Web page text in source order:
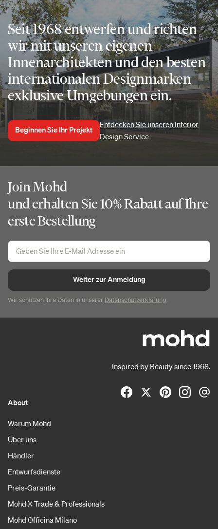
Seit 1968 entwerfen und richten
wir mit unseren eigenen
Innenarchitekten und den besten
internationalen Designmarken
exklusive Umgebungen ein.
Beginnen Sie Ihr Projekt
Entdecken Sie unseren Interior
Design Service
Join Mohd
und erhalten Sie 10% Rabatt auf Ihre
erste Bestellung
Weiter zur Anmeldung
Wir schützen Ihre Daten in unserer Datenschutzerklärung.
Inspired by Beauty since 1968.
About
Warum Mohd
Über uns
Händler
Entwurfsdienste
Preis-Garantie
Mohd X Trade & Professionals
Mohd Officina Milano